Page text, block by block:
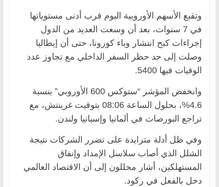
وتقبع الأسهم الأوروبية اليوم قرب أدنى مستوياتها
في 7 سنوات، بعد أن وسعت العديد من الدول
إجراءات كبح انتشار وباء كورونا، حتى أن إيطاليا
وصلت إلى حد حظر السفر الداخلي مع تجاوز عدد
الوفيات فيها 5400.
وانخفض المؤشر “ستوكس 600 الأوروبي” بنسبة
4.6%، بحلول الساعة 08:06 بتوقيت غرينتش، مع
تراجع البورصات في ألمانيا وإسبانيا ولندن.
وفي ظل أدلة متزايدة على تضرر الشركات نتيجة
الشلل الذي أصاب سلاسل الإمداد وإنفاق
المستهلكين، أشار محللون إلى أن الاقتصاد العالمي
دخل بالفعل في ركود.